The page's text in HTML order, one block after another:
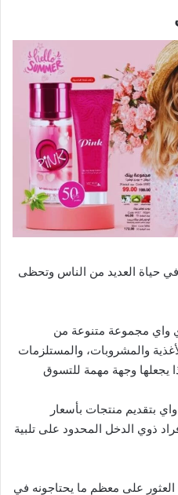
حياة العديد من الناس وتحظى
واي مجموعة متنوعة من
والمشروبات، والمستلزمات
يجعلها وجهة مهمة للتسوق
بتقديم منتجات بأسعار
ذوي الدخل المحدود على تلبية
على معظم ما يحتاجونه في